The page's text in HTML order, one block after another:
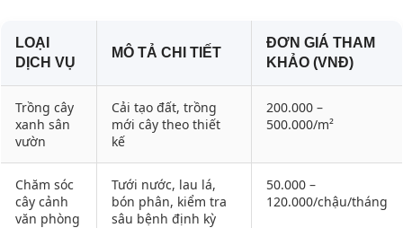
LOẠI
DỊCH VỤ
MÔ TẢ CHI TIẾT
ĐƠN GIÁ THAM
KHẢO (VNĐ)
Trồng cây
xanh sân
vườn
Cải tạo đất, trồng
mới cây theo thiết
kế
200.000 –
500.000/m²
Chăm sóc
cây cảnh
văn phòng
Tưới nước, lau lá,
bón phân, kiểm tra
sâu bệnh định kỳ
50.000 –
120.000/chậu/tháng